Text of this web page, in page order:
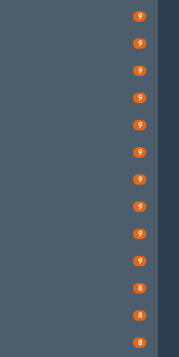
9
9
9
9
9
9
9
9
9
9
8
8
8